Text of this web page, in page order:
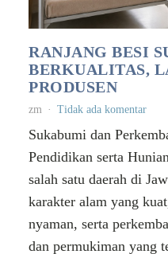
RANJANG BESI
BERKUALITAS,
PRODUSEN
zm Tidak ada komentar
Sukabumi dan
Pendidikan serta
salah satu daerah di
karakter alam yang
nyaman, serta
dan permukiman yang